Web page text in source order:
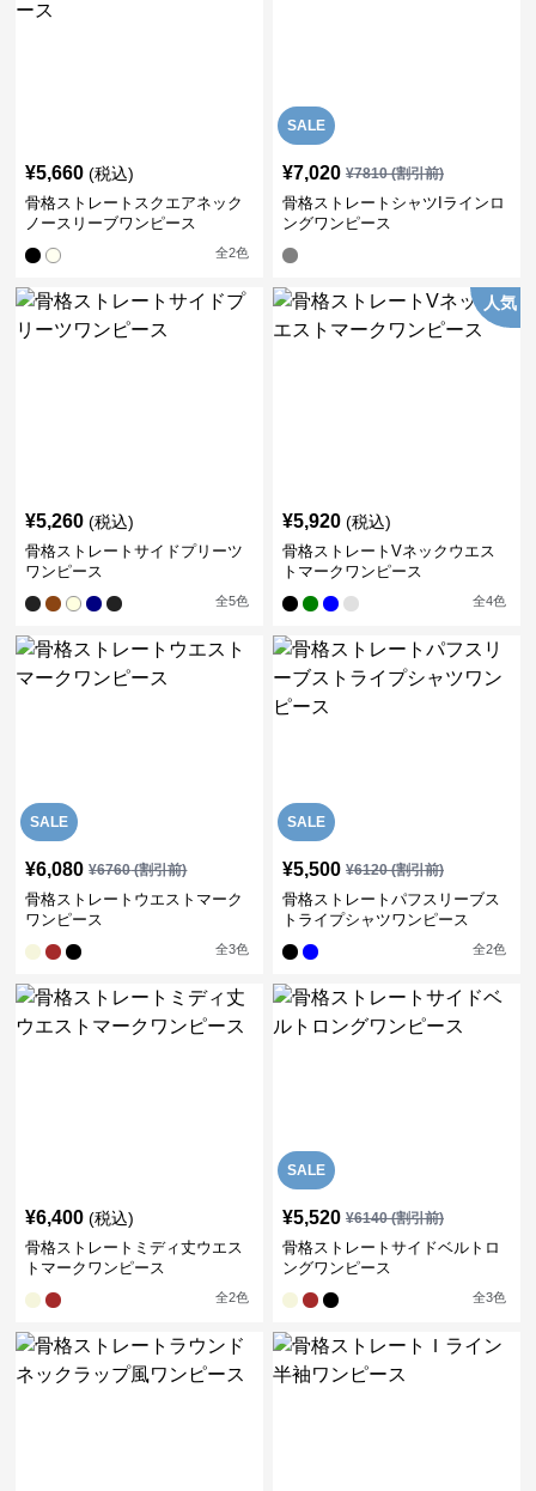
¥5,660 (税込)
骨格ストレートスクエアネック
ノースリーブワンピース
全2色
SALE
¥7,020 ¥7810(割引前)
骨格ストレートシャツIラインロ
ングワンピース
¥5,260 (税込)
骨格ストレートサイドプリーツ
ワンピース
全5色
人気
¥5,920 (税込)
骨格ストレートVネックウエス
トマークワンピース
全4色
SALE
¥6,080 ¥6760(割引前)
骨格ストレートウエストマーク
ワンピース
全3色
SALE
¥5,500 ¥6120(割引前)
骨格ストレートパフスリーブス
トライプシャツワンピース
全2色
¥6,400 (税込)
骨格ストレートミディ丈ウエス
トマークワンピース
全2色
SALE
¥5,520 ¥6140(割引前)
骨格ストレートサイドベルトロ
ングワンピース
全3色